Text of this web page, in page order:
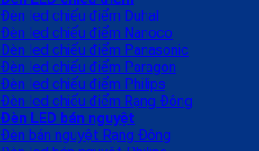
Đèn led chiếu điểm Duhal
Đèn led chiếu điểm Nanoco
Đèn led chiếu điểm Panasonic
Đèn led chiếu điểm Paragon
Đèn led chiếu điểm Philips
Đèn led chiếu điểm Rạng Đông
Đèn LED bán nguyệt
Đèn bán nguyệt Rạng Đông